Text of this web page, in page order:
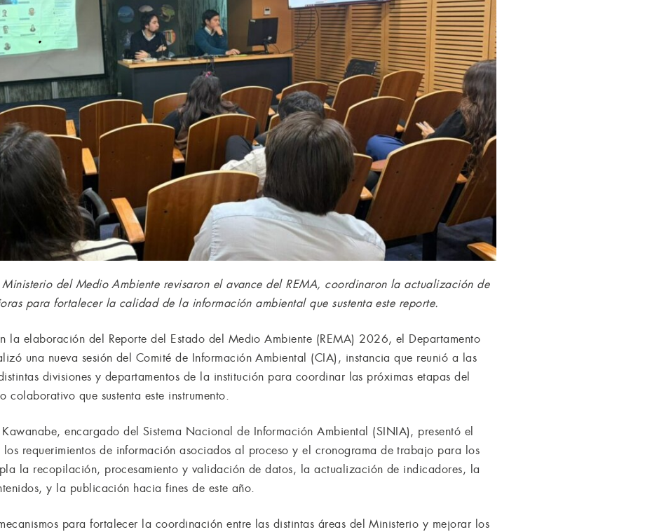
Ministerio del Medio Ambiente revisaron el avance del REMA, coordinaron la actualización de
para fortalecer la calidad de la información ambiental que sustenta este reporte.
la elaboración del Reporte del Estado del Medio Ambiente (REMA) 2026, el Departamento
una nueva sesión del Comité de Información Ambiental (CIA), instancia que reunió a las
divisiones y departamentos de la institución para coordinar las próximas etapas del
colaborativo que sustenta este instrumento.
encargado del Sistema Nacional de Información Ambiental (SINIA), presentó el
requerimientos de información asociados al proceso y el cronograma de trabajo para los
la recopilación, procesamiento y validación de datos, la actualización de indicadores, la
y la publicación hacia fines de este año.
para fortalecer la coordinación entre las distintas áreas del Ministerio y mejorar los